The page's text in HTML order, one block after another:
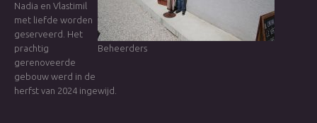
Beheerders
Nadia en Vlastimil
met liefde worden
geserveerd. Het
prachtig
gerenoveerde
gebouw werd in de
herfst van 2024 ingewijd.